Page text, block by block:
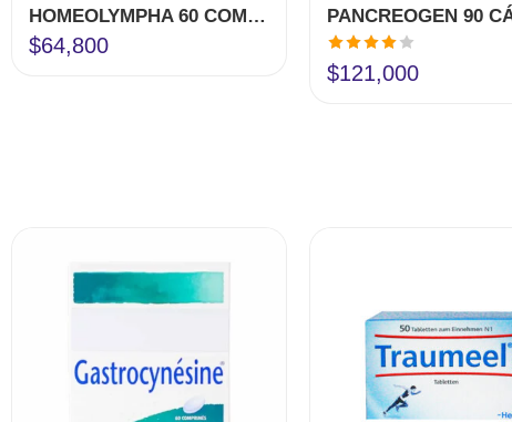
HOMEOLYMPHA 60 COMPRIMIDOS BIOTECH
$64,800
Valorado
en4.00
$121,000